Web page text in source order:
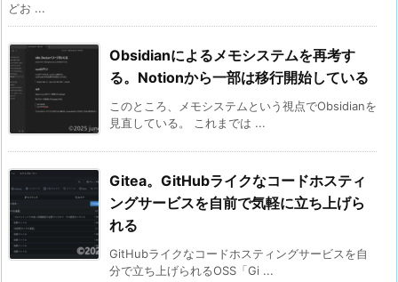
どお ...
Obsidianによるメモシステムを再考す
る。Notionから一部は移行開始している
このところ、メモシステムという視点でObsidianを
見直している。 これまでは ...
Gitea。GitHubライクなコードホスティ
ングサービスを自前で気軽に立ち上げら
れる
GitHubライクなコードホスティングサービスを自
分で立ち上げられるOSS「Gi ...